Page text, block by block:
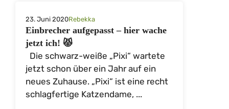
23. Juni 2020Rebekka
Einbrecher aufgepasst – hier wache
jetzt ich! 😾
Die schwarz-weiße „Pixi“ wartete
jetzt schon über ein Jahr auf ein
neues Zuhause. „Pixi“ ist eine recht
schlagfertige Katzendame, ...